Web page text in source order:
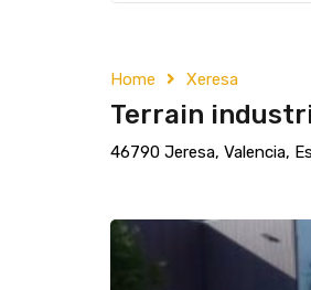
Home Xeresa
Terrain
46790 Jeresa, Valencia,